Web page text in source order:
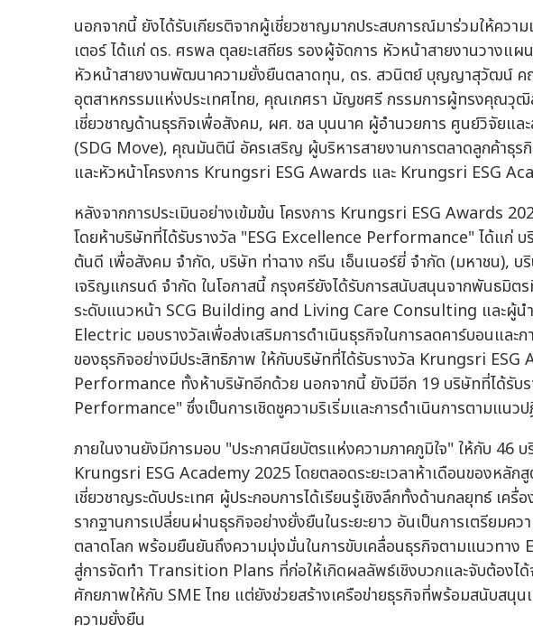
นอกจากนี้ ยังได้รับเกียรติจากผู้เชี่ยวชาญมากประสบการณ์มาร่วมให้ความ
เตอร์ ได้แก่ ดร. ศรพล ตุลยะเสถียร รองผู้จัดการ หัวหน้าสายงานวางแผ
หัวหน้าสายงานพัฒนาความยั่งยืนตลาดทุน, ดร. สวนิตย์ บุญญาสุวัฒน์ ค
อุตสาหกรรมแห่งประเทศไทย, คุณเกศรา มัญชศรี กรรมการผู้ทรงคุณวุ
เชี่ยวชาญด้านธุรกิจเพื่อสังคม, ผศ. ชล บุนนาค ผู้อำนวยการ ศูนย์วิจัยแ
(SDG Move), คุณมันตินี อัครเสริญ ผู้บริหารสายงานการตลาดลูกค้าธุร
และหัวหน้าโครงการ Krungsri ESG Awards และ Krungsri ESG
หลังจากการประเมินอย่างเข้มข้น โครงการ Krungsri ESG Awards
โดยห้าบริษัทที่ได้รับรางวัล "ESG Excellence Performance" ได้แก่
ต้นดี เพื่อสังคม จำกัด, บริษัท ท่าฉาง กรีน เอ็นเนอร์ยี่ จำกัด (มหาชน),
เจริญแกรนด์ จำกัด ในโอกาสนี้ กรุงศรียังได้รับการสนับสนุนจากพันธมิตร
ระดับแนวหน้า SCG Building and Living Care Consulting และผู้น
Electric มอบรางวัลเพื่อส่งเสริมการดำเนินธุรกิจในการลดคาร์บอนและ
ของธุรกิจอย่างมีประสิทธิภาพ ให้กับบริษัทที่ได้รับรางวัล Krungsri ESG
Performance ทั้งห้าบริษัทอีกด้วย นอกจากนี้ ยังมีอีก 19 บริษัทที่ได้รับ
Performance" ซึ่งเป็นการเชิดชูความริเริ่มและการดำเนินการตามแนว
ภายในงานยังมีการมอบ "ประกาศนียบัตรแห่งความภาคภูมิใจ" ให้กับ 46
Krungsri ESG Academy 2025 โดยตลอดระยะเวลาห้าเดือนของหลัก
เชี่ยวชาญระดับประเทศ ผู้ประกอบการได้เรียนรู้เชิงลึกทั้งด้านกลยุทธ์ เค
รากฐานการเปลี่ยนผ่านธุรกิจอย่างยั่งยืนในระยะยาว อันเป็นการเตรียมค
ตลาดโลก พร้อมยืนยันถึงความมุ่งมั่นในการขับเคลื่อนธุรกิจตามแนวทาง
สู่การจัดทำ Transition Plans ที่ก่อให้เกิดผลลัพธ์เชิงบวกและจับต้องได้
ศักยภาพให้กับ SME ไทย แต่ยังช่วยสร้างเครือข่ายธุรกิจที่พร้อมสนับสนุน
ความยั่งยืน